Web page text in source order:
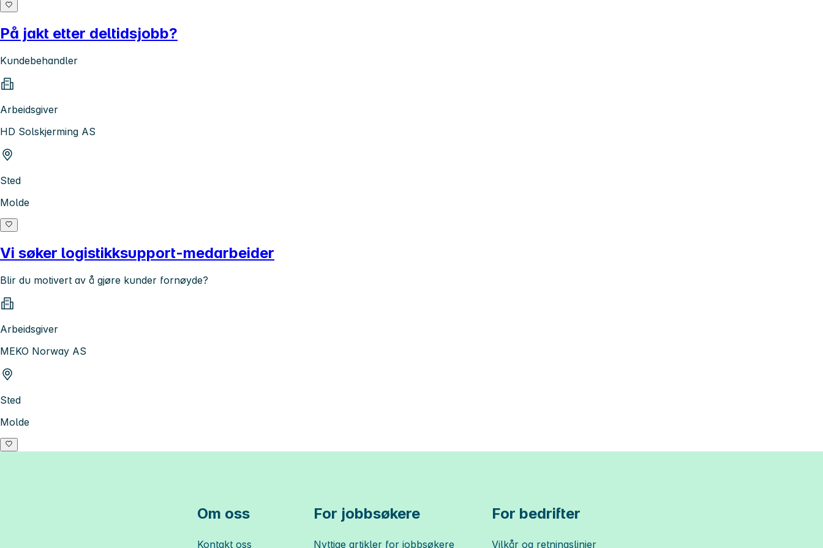
På jakt etter deltidsjobb?
Kundebehandler
Arbeidsgiver
HD Solskjerming AS
Sted
Molde
Vi søker logistikksupport-medarbeider
Blir du motivert av å gjøre kunder fornøyde?
Arbeidsgiver
MEKO Norway AS
Sted
Molde
Om oss
Kontakt oss
For jobbsøkere
Nyttige artikler for jobbsøkere
For bedrifter
Vilkår og retningslinjer